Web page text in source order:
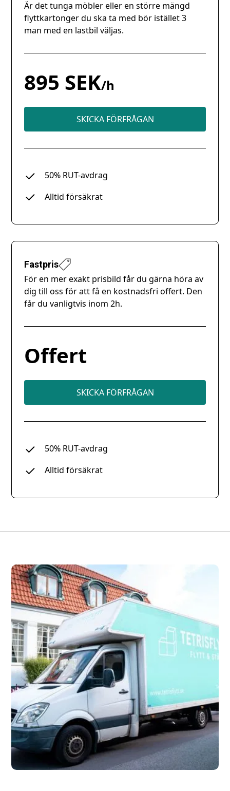
Är det tunga möbler eller en större mängd
flyttkartonger du ska ta med bör istället 3
man med en lastbil väljas.
895 SEK/h
SKICKA FÖRFRÅGAN
50% RUT-avdrag
Alltid försäkrat
Fastpris
För en mer exakt prisbild får du gärna höra av
dig till oss för att få en kostnadsfri offert. Den
får du vanligtvis inom 2h.
Offert
SKICKA FÖRFRÅGAN
50% RUT-avdrag
Alltid försäkrat